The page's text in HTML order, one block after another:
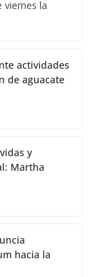
viernes la
actividades
de aguacate
y
Martha
hacia la